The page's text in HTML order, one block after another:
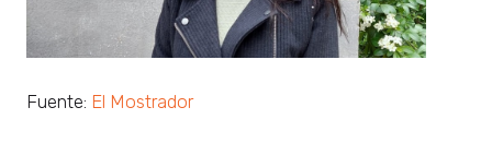
Fuente: El Mostrador